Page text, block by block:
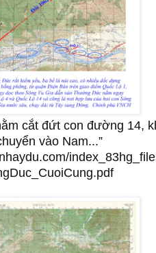
cắt đứt con đường 14,
vào Nam...”